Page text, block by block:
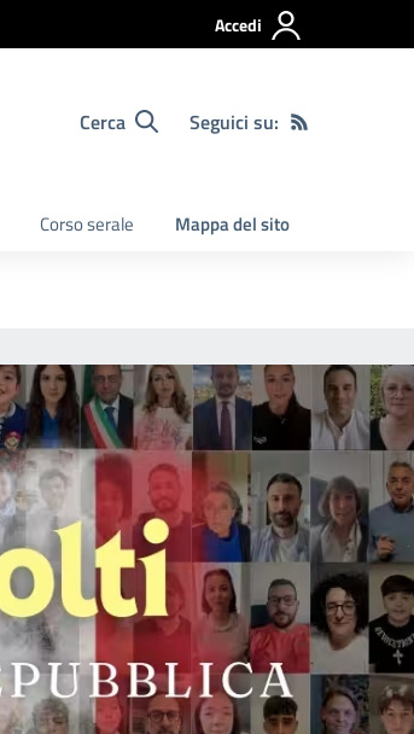
Accedi
Cerca Seguici su:
Corso serale Mappa del sito